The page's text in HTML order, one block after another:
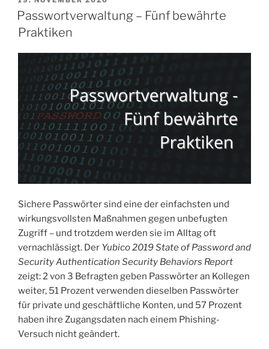
Passwortverwaltung – Fünf bewährte
Praktiken
Sichere Passwörter sind eine der einfachsten und
wirkungsvollsten Maßnahmen gegen unbefugten
Zugriff – und trotzdem werden sie im Alltag oft
vernachlässigt. Der Yubico 2019 State of Password and
Security Authentication Security Behaviors Report
zeigt: 2 von 3 Befragten geben Passwörter an Kollegen
weiter, 51 Prozent verwenden dieselben Passwörter
für private und geschäftliche Konten, und 57 Prozent
haben ihre Zugangsdaten nach einem Phishing-
Versuch nicht geändert.